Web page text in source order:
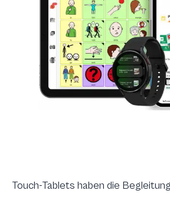
Touch-Tablets haben die